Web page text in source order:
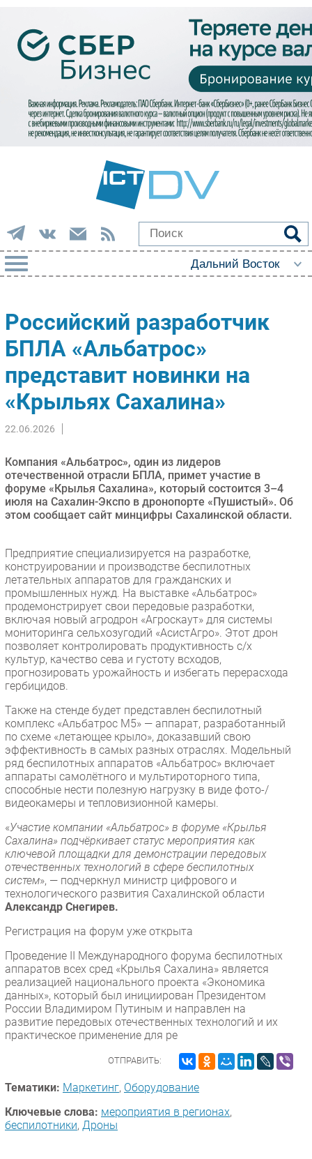
Импорто­замещение
Автоматизация Промышленности
Интернет
Мобильная связь
Фиксированная связь
Интеграция
Маркетинг
Торговые сети
Оборудование
Кадры
Регулирование
Финансы
Web
Безопасность
Инновации
CIO/Управление ИТ
Здоровье
РАЗДЕЛЫ
Новости
Аналитика
Интервью
Мероприятия
Проекты
IT класс
Тестовый стенд
Каталог компаний
Российский разработчик
БПЛА «Альбатрос»
представит новинки на
«Крыльях Сахалина»
22.06.2026
Компания «Альбатрос», один из лидеров
отечественной отрасли БПЛА, примет участие в
форуме «Крылья Сахалина», который состоится 3–4
июля на Сахалин-Экспо в дронопорте «Пушистый». Об
этом сообщает сайт минцифры Сахалинской области.
Предприятие специализируется на разработке,
конструировании и производстве беспилотных
летательных аппаратов для гражданских и
промышленных нужд. На выставке «Альбатрос»
продемонстрирует свои передовые разработки,
включая новый агродрон «Агроскаут» для системы
мониторинга сельхозугодий «АсистАгро». Этот дрон
позволяет контролировать продуктивность с/х
культур, качество сева и густоту всходов,
прогнозировать урожайность и избегать перерасхода
гербицидов.
Также на стенде будет представлен беспилотный
комплекс «Альбатрос М5» — аппарат, разработанный
по схеме «летающее крыло», доказавший свою
эффективность в самых разных отраслях. Модельный
ряд беспилотных аппаратов «Альбатрос» включает
аппараты самолётного и мультироторного типа,
способные нести полезную нагрузку в виде фото-/
видеокамеры и тепловизионной камеры.
«Участие компании «Альбатрос» в форуме «Крылья
Сахалина» подчёркивает статус мероприятия как
ключевой площадки для демонстрации передовых
отечественных технологий в сфере беспилотных
систем», — подчеркнул министр цифрового и
технологического развития Сахалинской области
Александр Снегирев.
Регистрация на форум уже открыта
Проведение II Международного форума беспилотных
аппаратов всех сред «Крылья Сахалина» является
реализацией национального проекта «Экономика
данных», который был инициирован Президентом
России Владимиром Путиным и направлен на
развитие передовых отечественных технологий и их
практическое применение для ре
ОТПРАВИТЬ:
Тематики: Маркетинг, Оборудование
Ключевые слова: мероприятия в регионах,
беспилотники, Дроны